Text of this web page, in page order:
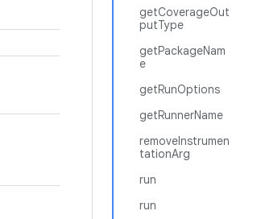
getCoverageOut
putType
getPackageNam
e
getRunOptions
getRunnerName
removeInstrumen
tationArg
run
run